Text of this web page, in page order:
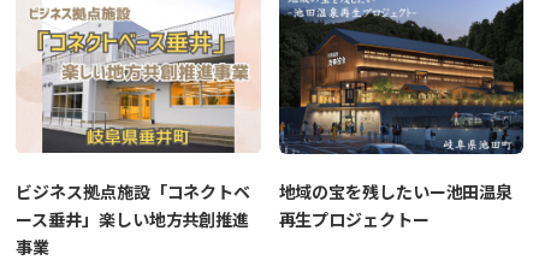
ビジネス拠点施設「コネクトベ
ース垂井」楽しい地方共創推進
事業
地域の宝を残したいー池田温泉
再生プロジェクトー